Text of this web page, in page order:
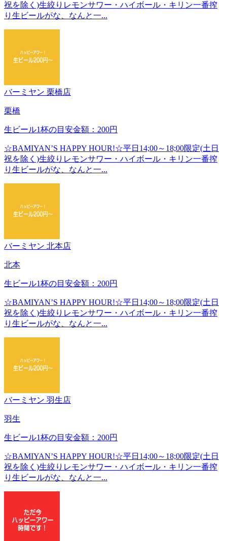
祝を除く)生絞りレモンサワー・ハイボール・キリン一番搾
り生ビールがな、なんと一...
バーミヤン 栗橋店
栗橋
生ビール1杯の目安金額：200円
☆BAMIYAN’S HAPPY HOUR!☆平日14;00～18;00限定(土日
祝を除く)生絞りレモンサワー・ハイボール・キリン一番搾
り生ビールがな、なんと一...
バーミヤン 北本店
北本
生ビール1杯の目安金額：200円
☆BAMIYAN’S HAPPY HOUR!☆平日14;00～18;00限定(土日
祝を除く)生絞りレモンサワー・ハイボール・キリン一番搾
り生ビールがな、なんと一...
バーミヤン 羽生店
羽生
生ビール1杯の目安金額：200円
☆BAMIYAN’S HAPPY HOUR!☆平日14;00～18;00限定(土日
祝を除く)生絞りレモンサワー・ハイボール・キリン一番搾
り生ビールがな、なんと一...